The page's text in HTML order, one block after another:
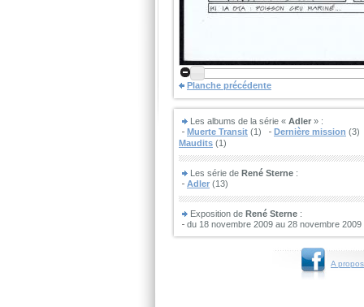
Planche précédente
Les albums de la série « Adler » :
Muerte Transit (1) Dernière mission (3)
Maudits (1)
Les série de René Sterne :
Adler (13)
Exposition de René Sterne :
du 18 novembre 2009 au 28 novembre
A